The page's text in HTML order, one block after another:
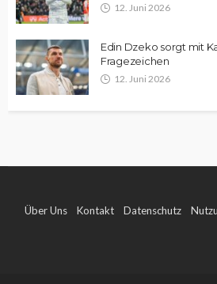
12. Juni 2026
Edin Dzeko sorgt mit
Fragezeichen
12. Juni 2026
Über Uns Kontakt Datenschutz